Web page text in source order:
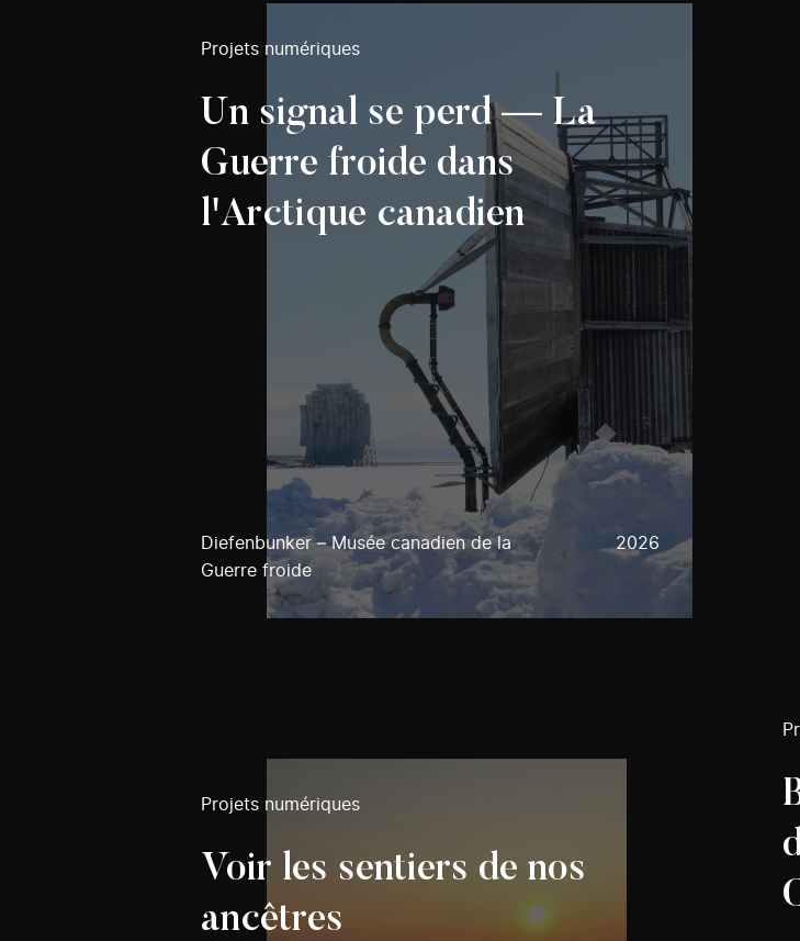
Projets numériques
Un signal se perd — La
Guerre froide dans
l'Arctique canadien
Diefenbunker – Musée canadien de la
Guerre froide
2026
Projets numériques
Voir les sentiers de nos
ancêtres